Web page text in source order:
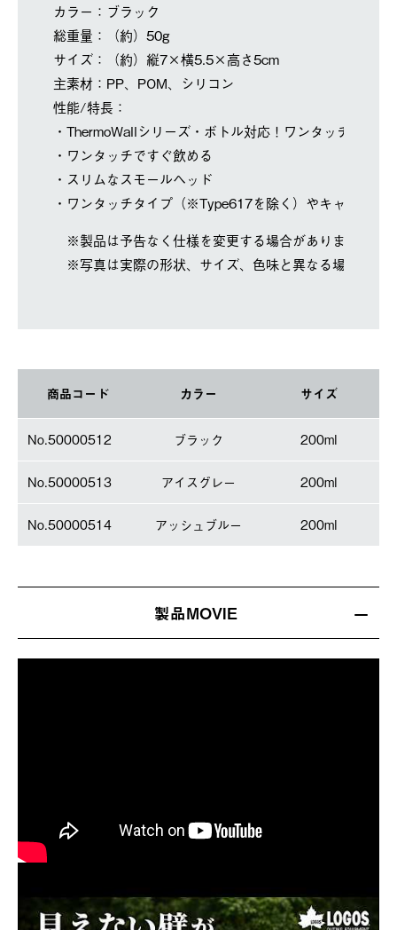
カラー：ブラック
総重量：（約）50g
サイズ：（約）縦7×横5.5×高さ5cm
主素材：PP、POM、シリコン
性能/特長：
・ThermoWallシリーズ・ボトル対応！ワンタッチ開閉キ
・ワンタッチですぐ飲める
・スリムなスモールヘッド
・ワンタッチタイプ（※Type617を除く）やキャリータ
※製品は予告なく仕様を変更する場合があります。
※写真は実際の形状、サイズ、色味と異なる場合があ
商品コード カラー サイズ
No.50000512 ブラック 200ml
No.50000513 アイスグレー 200ml
No.50000514 アッシュブルー 200ml
製品MOVIE